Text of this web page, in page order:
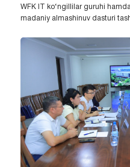
WFK IT ko‘ngillilar guruhi
madaniy almashinuv dasturi